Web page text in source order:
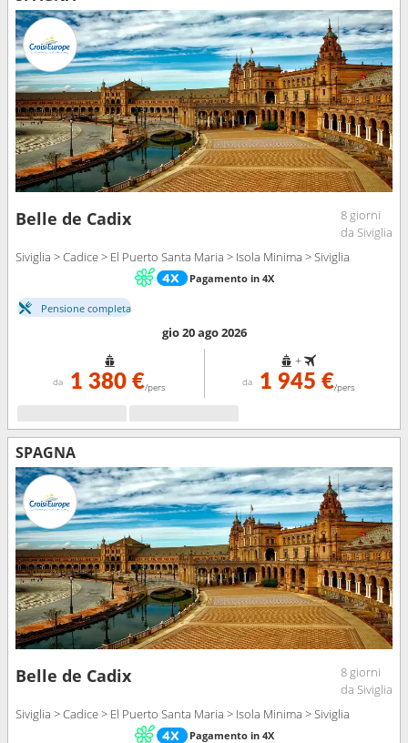
Belle de Cadix
8 giorni
da Siviglia
Siviglia > Cadice > El Puerto Santa Maria > Isola Minima > Siviglia
Pagamento in 4X
Pensione completa
gio 20 ago 2026
da 1 380 €/pers
+
da 1 945 €/pers
SPAGNA
Belle de Cadix
8 giorni
da Siviglia
Siviglia > Cadice > El Puerto Santa Maria > Isola Minima > Siviglia
Pagamento in 4X